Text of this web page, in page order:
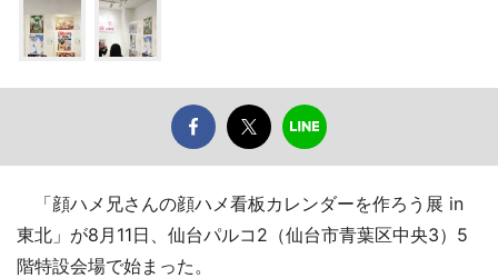
「顔ハメ兄さんの顔ハメ看板カレンダーを作ろう展 in
東北」が8月11日、仙台パルコ2（仙台市青葉区中央3）5
階特設会場で始まった。